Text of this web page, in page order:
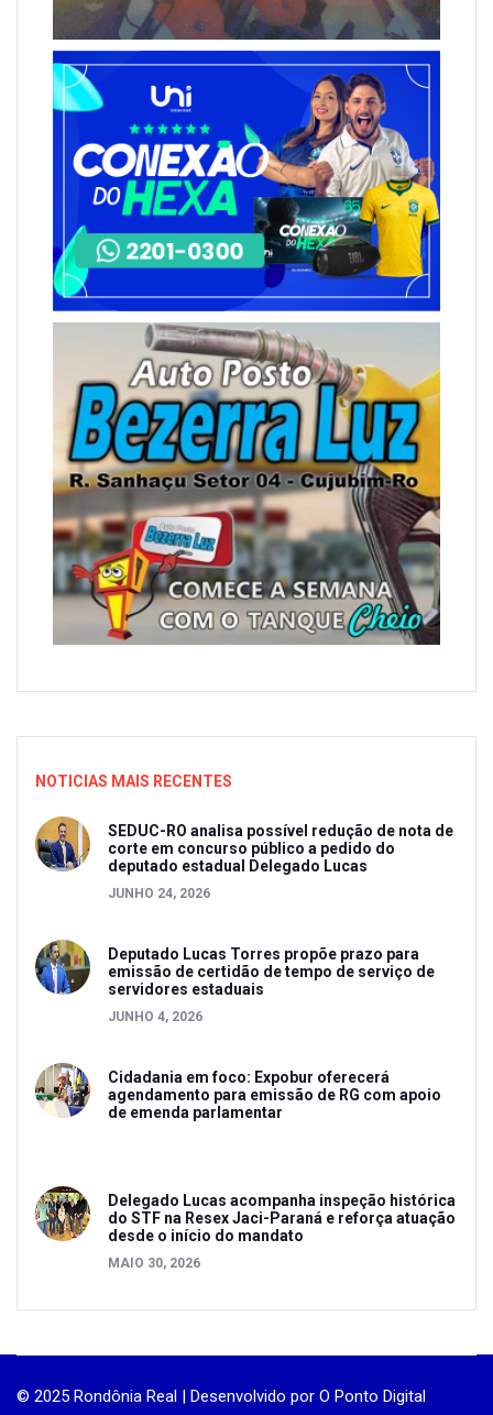
NOTICIAS MAIS RECENTES
SEDUC-RO analisa possível redução de nota de
corte em concurso público a pedido do
deputado estadual Delegado Lucas
JUNHO 24, 2026
Deputado Lucas Torres propõe prazo para
emissão de certidão de tempo de serviço de
servidores estaduais
JUNHO 4, 2026
Cidadania em foco: Expobur oferecerá
agendamento para emissão de RG com apoio
de emenda parlamentar
Delegado Lucas acompanha inspeção histórica
do STF na Resex Jaci-Paraná e reforça atuação
desde o início do mandato
MAIO 30, 2026
© 2025 Rondônia Real | Desenvolvido por O Ponto Digital